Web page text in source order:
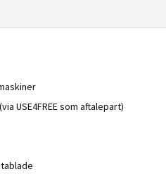
USE4FREE som aftalepart)